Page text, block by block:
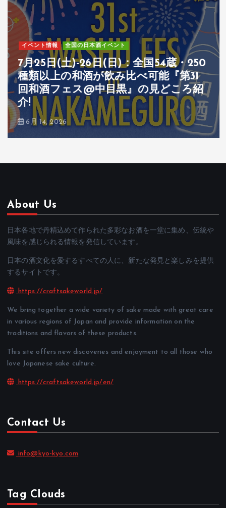
イベント情報 全国の日本酒イベント
7月25日(土)-26日(日)：全国54蔵・250
種類以上の和酒が飲み比べ可能『第31
回和酒フェス@中目黒』の見どころ紹
介!
6月 14, 2026
About Us
日本各地で丹精込めて作られた多彩なお酒を一堂に集め、伝統や
風味を感じられる情報を発信しています。
日本の酒文化を愛するすべての人に、新たな発見と楽しみを提供
するサイトです。
https://craftsakeworld.jp/
We bring together a wide variety of sake made with great care
in various regions of Japan and provide information on the
traditions and flavors of these products.
This site offers new discoveries and enjoyment to all those who
love Japanese sake culture.
https://craftsakeworld.jp/en/
Contact Us
info@kyo-kyo.com
Tag Clouds